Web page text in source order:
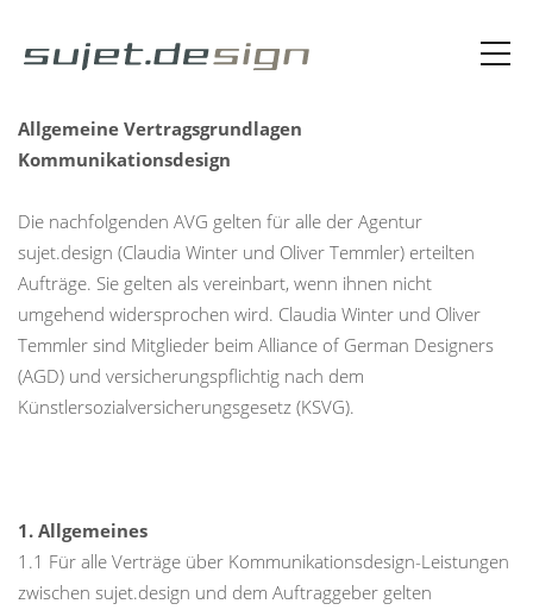
Allgemeine Vertragsgrundlagen
Kommunikationsdesign
Die nachfolgenden AVG gelten für alle der Agentur
sujet.design (Claudia Winter und Oliver Temmler) erteilten
Aufträge. Sie gelten als vereinbart, wenn ihnen nicht
umgehend widersprochen wird. Claudia Winter und Oliver
Temmler sind Mitglieder beim Alliance of German Designers
(AGD) und versicherungspflichtig nach dem
Künstlersozialversicherungsgesetz (KSVG).
1. Allgemeines
1.1 Für alle Verträge über Kommunikationsdesign-Leistungen
zwischen sujet.design und dem Auftraggeber gelten